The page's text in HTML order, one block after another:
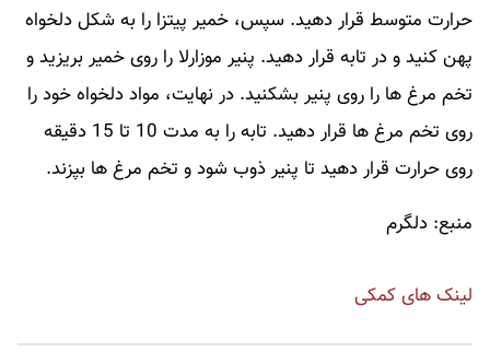
حرارت متوسط قرار دهید. سپس، خمیر پیتزا را به شکل دلخواه
پهن کنید و در تابه قرار دهید. پنیر موزارلا را روی خمیر بریزید و
تخم مرغ ها را روی پنیر بشکنید. در نهایت، مواد دلخواه خود را
روی تخم مرغ ها قرار دهید. تابه را به مدت 10 تا 15 دقیقه
روی حرارت قرار دهید تا پنیر ذوب شود و تخم مرغ ها بپزند.
منبع: دلگرم
لینک های کمکی